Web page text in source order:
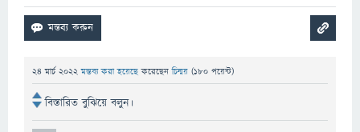
24 মার্চ 2022 মন্তব্য করা হয়েছেকরেছেনচিন্ময় (180 পয়েন্ট)
বিস্তারিত বুঝিয়ে বলুন।